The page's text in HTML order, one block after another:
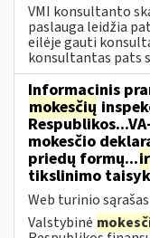
VMI konsultanto
paslauga leidžia
eilėje gauti
konsultantas pats
Informacinis
mokesčių
mokesčio
priedų formų...ir
tikslinimo
Web turinio sąrašas
Valstybinė